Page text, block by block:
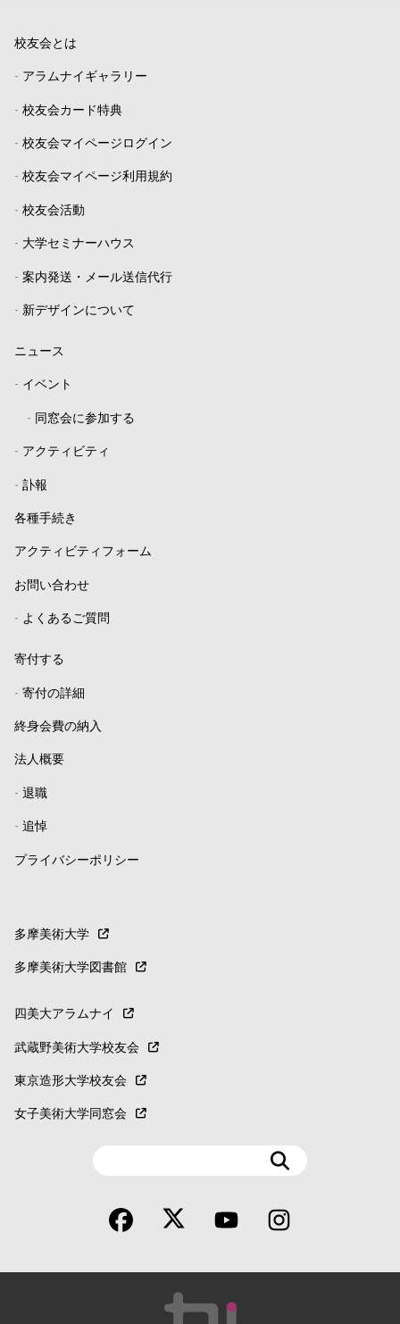
校友会とは
- アラムナイギャラリー
- 校友会カード特典
- 校友会マイページログイン
- 校友会マイページ利用規約
- 校友会活動
- 大学セミナーハウス
- 案内発送・メール送信代行
- 新デザインについて
ニュース
- イベント
- 同窓会に参加する
- アクティビティ
- 訃報
各種手続き
アクティビティフォーム
お問い合わせ
- よくあるご質問
寄付する
- 寄付の詳細
終身会費の納入
法人概要
- 退職
- 追悼
プライバシーポリシー
多摩美術大学
多摩美術大学図書館
四美大アラムナイ
武蔵野美術大学校友会
東京造形大学校友会
女子美術大学同窓会